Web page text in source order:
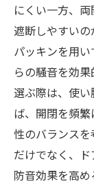
にくい一方、
遮断しやすい
パッキンを用
らの騒音を効
選ぶ際は、使
ば、開閉を頻
性のバランス
だけでなく、
防音効果を高